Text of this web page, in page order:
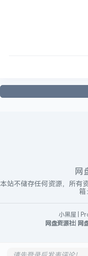
网
本站不储存任何资源，所有
箱
小黑屋
网盘资源社| 网